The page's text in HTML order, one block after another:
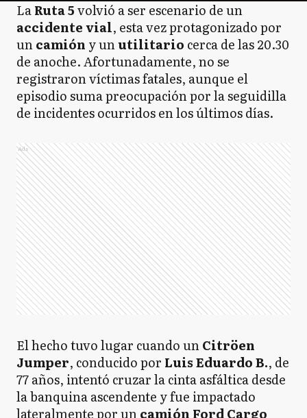
LaRuta 5volvió a ser escenario de un
accidente vial, esta vez protagonizado por
uncamión y unutilitario cerca de las 20.30
de anoche. Afortunadamente, no se
registraron víctimas fatales, aunque el
episodio suma preocupación por la seguidilla
de incidentes ocurridos en los últimos días.
Ads
El hecho tuvo lugar cuando unCitröen
Jumper, conducido por Luis Eduardo B., de
77 años, intentó cruzar la cinta asfáltica desde
la banquina ascendente y fue impactado
lateralmente por un camión Ford Cargo